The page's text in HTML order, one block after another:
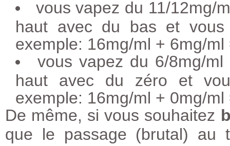
vous vapez du 11/12mg/
haut avec du bas et vous
exemple: 16mg/ml + 6mg/
vous vapez du 6/8mg/
haut avec du zéro et
exemple: 16mg/ml + 0mg/
De même, si vous souhaitez
que le passage (brutal) au